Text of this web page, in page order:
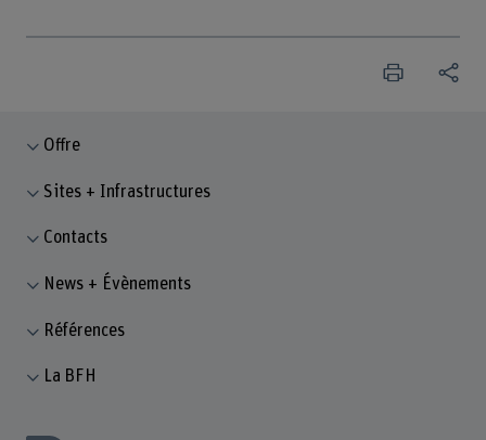
Offre
Sites + Infrastructures
Contacts
News + Évènements
Références
La BFH